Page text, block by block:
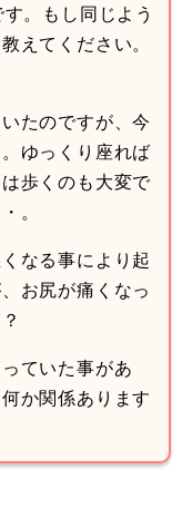
。もし同じよう
えてください。
たのですが、今
ゆっくり座れば
歩くのも大変で
。
なる事により起
お尻が痛くなっ
ていた事があ
か関係あります